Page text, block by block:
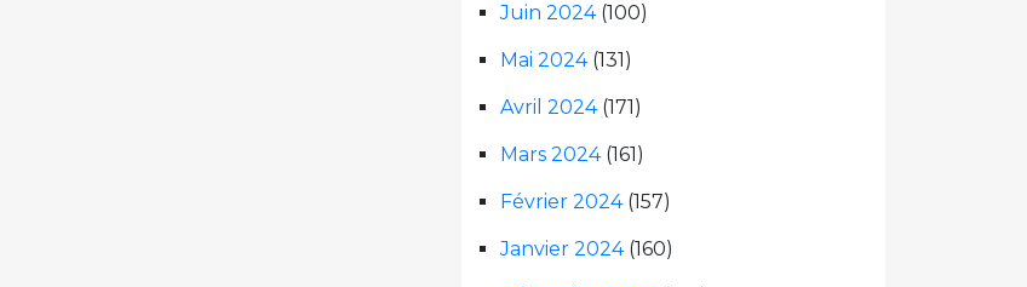
Juin 2024(100)
Mai 2024(131)
Avril 2024(171)
Mars 2024(161)
Février 2024(157)
Janvier 2024(160)